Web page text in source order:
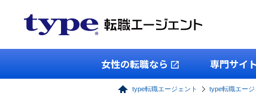
女性の転職なら 専門サイト
type転職エージェント type転職エー